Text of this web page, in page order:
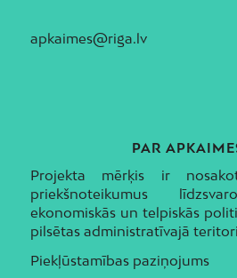
apkaimes@riga.lv
PAR
Projekta mērķis ir
priekšnoteikumus
ekonomiskās un telpiskās
pilsētas administratīvajā
Piekļūstamības paziņojums